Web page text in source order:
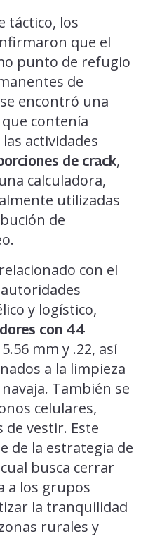
táctico, los
que el
punto de refugio
de
encontró una
contenía
actividades
de crack,
calculadora,
utilizadas
de
con el
y logístico,
con 44
mm y .22, así
a la limpieza
También se
celulares,
de vestir. Este
de la estrategia de
busca cerrar
a los grupos
la tranquilidad
rurales y